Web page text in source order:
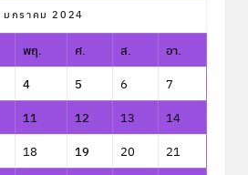
มกราคม 2024
พฤ. ศ. ส.
อา.
4 5 6
7
11 12 13
14
18 19 20
21